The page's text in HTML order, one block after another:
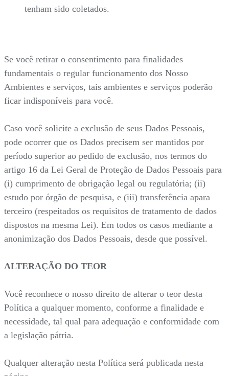
tenham sido coletados.
Se você retirar o consentimento para finalidades
fundamentais o regular funcionamento dos Nosso
Ambientes e serviços, tais ambientes e serviços poderão
ficar indisponíveis para você.
Caso você solicite a exclusão de seus Dados Pessoais,
pode ocorrer que os Dados precisem ser mantidos por
período superior ao pedido de exclusão, nos termos do
artigo 16 da Lei Geral de Proteção de Dados Pessoais para
(i) cumprimento de obrigação legal ou regulatória; (ii)
estudo por órgão de pesquisa, e (iii) transferência apara
terceiro (respeitados os requisitos de tratamento de dados
dispostos na mesma Lei). Em todos os casos mediante a
anonimização dos Dados Pessoais, desde que possível.
ALTERAÇÃO DO TEOR
Você reconhece o nosso direito de alterar o teor desta
Política a qualquer momento, conforme a finalidade e
necessidade, tal qual para adequação e conformidade com
a legislação pátria.
Qualquer alteração nesta Política será publicada nesta